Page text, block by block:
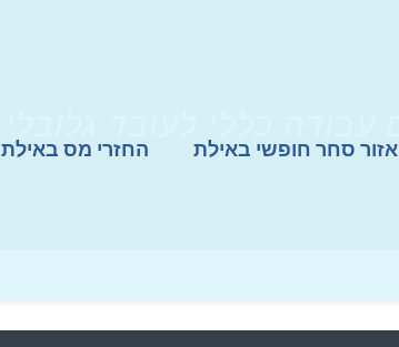
אזור סחר חופשי באילת החזרי מס באילת